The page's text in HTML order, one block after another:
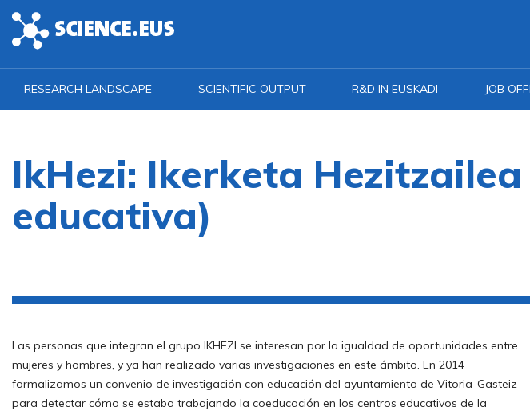
RESEARCH LANDSCAPE SCIENTIFIC OUTPUT R&D IN EUSKADI JOB
IkHezi: Ikerketa
educativa)
Las personas que integran el grupo IKHEZI se interesan por la igualdad de oportunidades entre
mujeres y hombres, y ya han realizado varias investigaciones en este ámbito. En 2014
formalizamos un convenio de investigación con educación del ayuntamiento de Vitoria-Gasteiz
para detectar cómo se estaba trabajando la coeducación en los centros educativos de la